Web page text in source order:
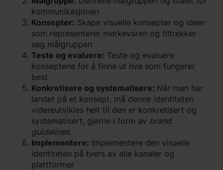
kommunikasjonen
Konsepter: Skape visuelle konsepter og ideer
som representerer merkevaren og tiltrekker
seg målgruppen
Teste og evaluere: Teste og evaluere
konseptene for å finne ut hva som fungerer
best
Konkretisere og systematisere: Når man har
landet på et konsept, må denne identiteten
videreutvikles helt til den er konkretisert og
systematisert, gjerne i form av brand
guidelines.
Implementere: Implementere den visuelle
identiteten på tvers av alle kanaler og
plattformer